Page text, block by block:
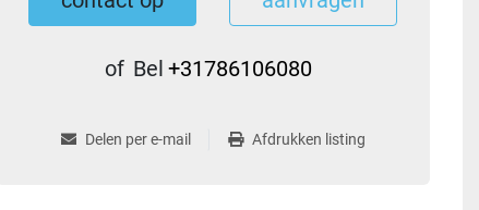
of Bel +31786106080
Delen per e-mail Afdrukken listing